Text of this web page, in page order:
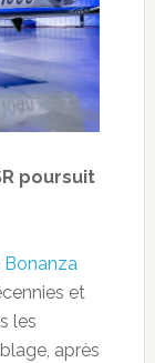
poursuit
et
les
après